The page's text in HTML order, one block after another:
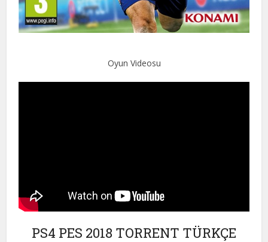
Oyun Videosu
PS4 PES 2018 TORRENT TÜRKÇE